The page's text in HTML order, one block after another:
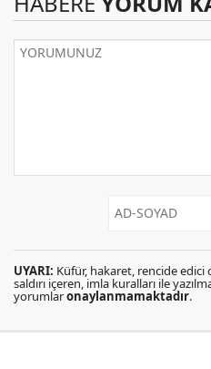
UYARI: Küfür, hakaret, rencide edici
saldırı içeren, imla kuralları ile
yorumlaronaylanmamaktadır.